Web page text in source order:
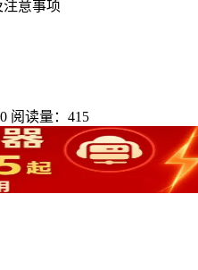
意事项
阅读量：415